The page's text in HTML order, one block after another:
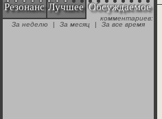
"Аркадий Коц" на
эгалите-фесте "Не
Резонанс Лучшее Обсуждаемое
комментариев:
За неделю
| За месяц | За все время